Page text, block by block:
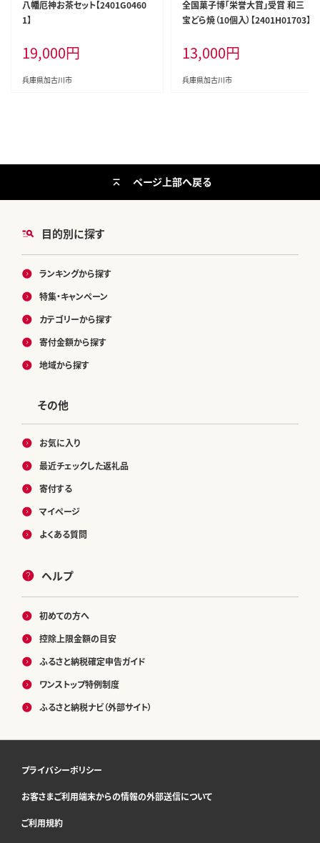
八幡厄神お茶セット【2401G0460
1】
19,000円
兵庫県加古川市
全国菓子博「栄誉大賞」受賞 和三
宝どら焼（10個入）【2401H01703】
13,000円
兵庫県加古川市
目的別に探す
ランキングから探す
特集・キャンペーン
カテゴリーから探す
寄付金額から探す
地域から探す
その他
お気に入り
最近チェックした返礼品
寄付する
マイページ
よくある質問
ヘルプ
初めての方へ
控除上限金額の目安
ふるさと納税確定申告ガイド
ワンストップ特例制度
ふるさと納税ナビ（外部サイト）
ページ上部へ戻る
プライバシーポリシー
お客さまご利用端末からの情報の外部送信について
ご利用規約